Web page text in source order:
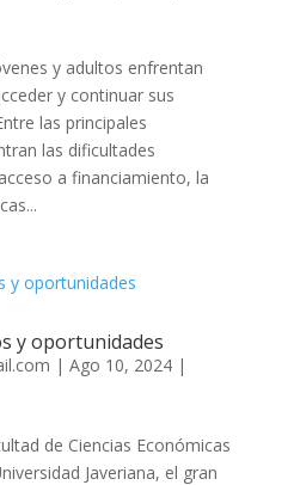
y adultos enfrentan
y continuar sus
las principales
las dificultades
a financiamiento, la
y oportunidades
| Ago 10, 2024|
de Ciencias Económicas
Javeriana, el gran